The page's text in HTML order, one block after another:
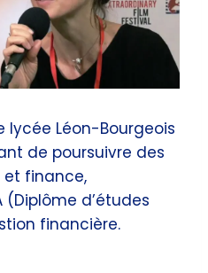
lycée Léon-Bourgeois
de poursuivre des
finance,
(Diplôme d’études
financière.